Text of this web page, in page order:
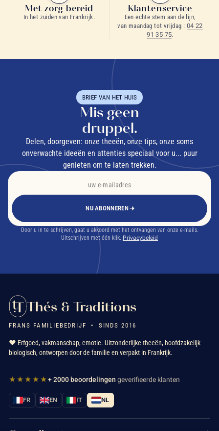
Met zorg bereid
In het zuiden van Frankrijk.
Klantenservice
Een echte stem aan de lijn,
van maandag tot vrijdag : 04 22
91 35 75.
BRIEF VAN HET HUIS
Mis geen
druppel.
Delen, doorgeven: onze theeën, onze tips, onze soms
onverwachte ideeën en attenties speciaal voor u... puur
genieten om te laten trekken.
NU ABONNEREN
Door u in te schrijven, gaat u akkoord met het ontvangen van onze e-mails.
Uitschrijven met één klik. Privacybeleid
Thés & Traditions
FRANS FAMILIEBEDRIJF • SINDS 2016
❤️ Erfgoed, vakmanschap, emotie. Uitzonderlijke theeën, hoofdzakelijk
biologisch, ontworpen door de familie en verpakt in Frankrijk.
★★★★★+ 2000 beoordelingen geverifieerde klanten
FR EN IT NL